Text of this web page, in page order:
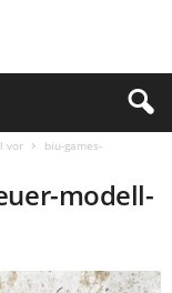
vor
biu-games-
modell-